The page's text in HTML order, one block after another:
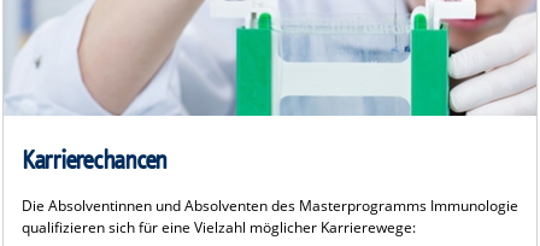
ÜBER UNS
INTERNATIONAL
INTRANET
Karrierechancen
Die Absolventinnen und Absolventen des Masterprogramms Immunologie
qualifizieren sich für eine Vielzahl möglicher Karrierewege: